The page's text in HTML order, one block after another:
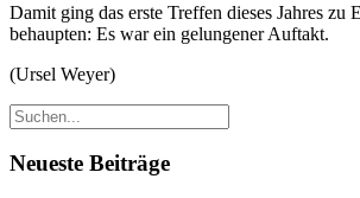
Damit ging das erste Treffen dieses Jahres zu
behaupten: Es war ein gelungener Auftakt.
(Ursel Weyer)
Neueste Beiträge